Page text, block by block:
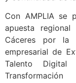
Con AMPLIA se
apuesta
Cáceres por la
empresarial de
Talento